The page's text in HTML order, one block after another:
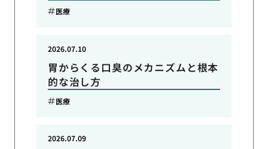
医療
胃からくる口臭のメカニズムと根本
的な治し方
2026.07.10
医療
2026.07.09